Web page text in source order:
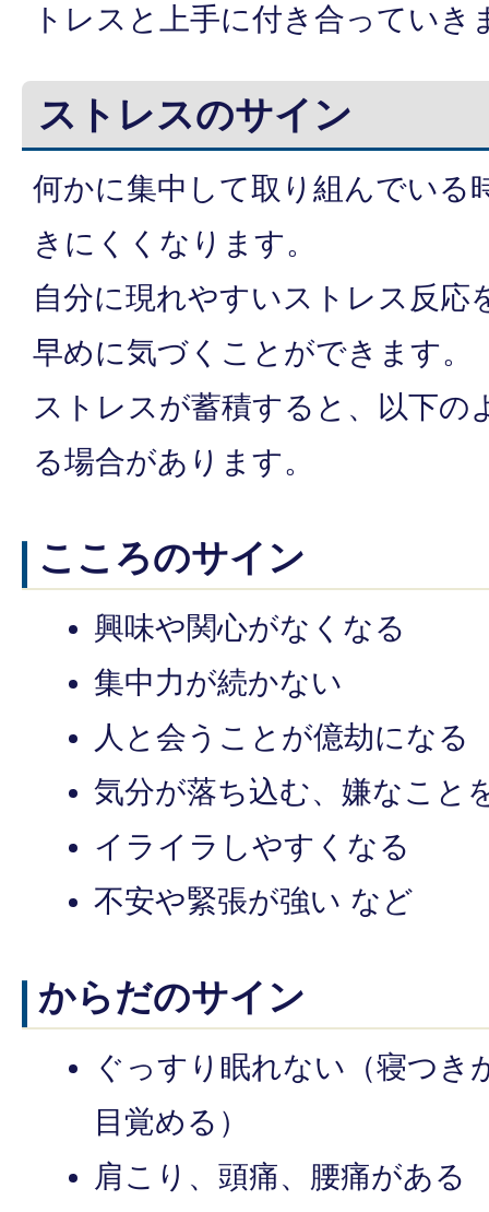
トレスと上手に付き合っていき
ストレスのサイン
何かに集中して取り組んでいる
きにくくなります。
自分に現れやすいストレス反応
早めに気づくことができます。
ストレスが蓄積すると、以下の
る場合があります。
こころのサイン
興味や関心がなくなる
集中力が続かない
人と会うことが億劫になる
気分が落ち込む、嫌なこと
イライラしやすくなる
不安や緊張が強い など
からだのサイン
ぐっすり眠れない（寝つき
目覚める）
肩こり、頭痛、腰痛がある